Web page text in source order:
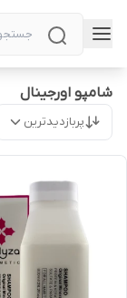
شامپو اورجینال
پربازدیدترین